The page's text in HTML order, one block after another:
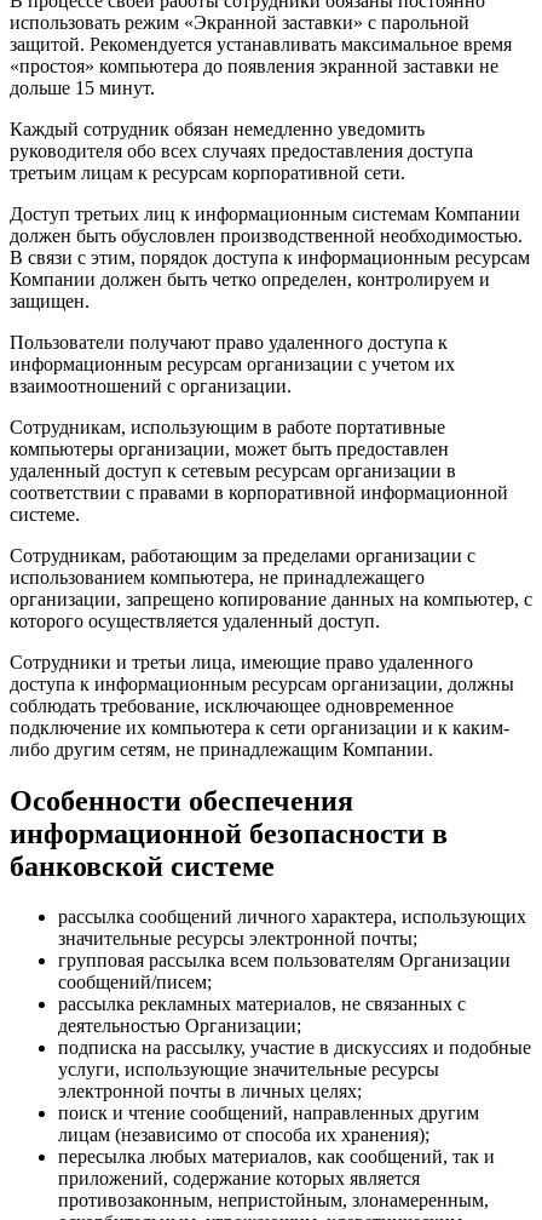
использовать режим «Экранной заставки» с парольной
защитой. Рекомендуется устанавливать максимальное время
«простоя» компьютера до появления экранной заставки не
дольше 15 минут.
Каждый сотрудник обязан немедленно уведомить
руководителя обо всех случаях предоставления доступа
третьим лицам к ресурсам корпоративной сети.
Доступ третьих лиц к информационным системам Компании
должен быть обусловлен производственной необходимостью.
В связи с этим, порядок доступа к информационным ресурсам
Компании должен быть четко определен, контролируем и
защищен.
Пользователи получают право удаленного доступа к
информационным ресурсам организации с учетом их
взаимоотношений с организации.
Сотрудникам, использующим в работе портативные
компьютеры организации, может быть предоставлен
удаленный доступ к сетевым ресурсам организации в
соответствии с правами в корпоративной информационной
системе.
Сотрудникам, работающим за пределами организации с
использованием компьютера, не принадлежащего
организации, запрещено копирование данных на компьютер, с
которого осуществляется удаленный доступ.
Сотрудники и третьи лица, имеющие право удаленного
доступа к информационным ресурсам организации, должны
соблюдать требование, исключающее одновременное
подключение их компьютера к сети организации и к каким-
либо другим сетям, не принадлежащим Компании.
Особенности обеспечения
информационной безопасности в
банковской системе
рассылка сообщений личного характера, использующих
значительные ресурсы электронной почты;
групповая рассылка всем пользователям Организации
сообщений/писем;
рассылка рекламных материалов, не связанных с
деятельностью Организации;
подписка на рассылку, участие в дискуссиях и подобные
услуги, использующие значительные ресурсы
электронной почты в личных целях;
поиск и чтение сообщений, направленных другим
лицам (независимо от способа их хранения);
пересылка любых материалов, как сообщений, так и
приложений, содержание которых является
противозаконным, непристойным, злонамеренным,